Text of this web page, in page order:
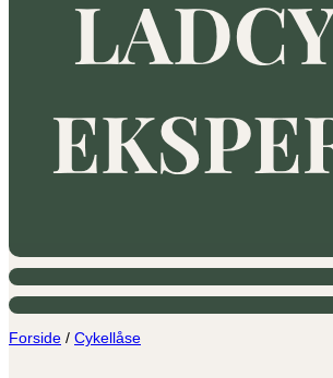
Forside / Cykellåse